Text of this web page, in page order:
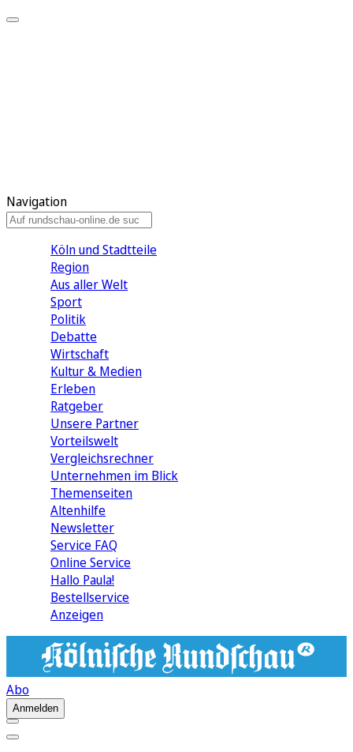
Navigation
Köln und Stadtteile
Region
Aus aller Welt
Sport
Politik
Debatte
Wirtschaft
Kultur & Medien
Erleben
Ratgeber
Unsere Partner
Vorteilswelt
Vergleichsrechner
Unternehmen im Blick
Themenseiten
Altenhilfe
Newsletter
Service FAQ
Online Service
Hallo Paula!
Bestellservice
Anzeigen
Abo
Anmelden